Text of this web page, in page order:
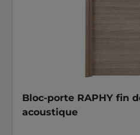
Bloc-porte RAPHY fin
acoustique